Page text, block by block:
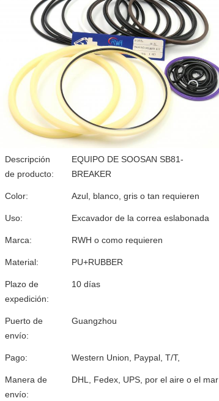
Descripción
de producto:
EQUIPO DE SOOSAN SB81-
BREAKER
Color: Azul, blanco, gris o tan requieren
Uso: Excavador de la correa eslabonada
Marca: RWH o como requieren
Material: PU+RUBBER
Plazo de
expedición:
10 días
Puerto de
envío:
Guangzhou
Pago: Western Union, Paypal, T/T,
Manera de
envío:
DHL, Fedex, UPS, por el aire o el mar